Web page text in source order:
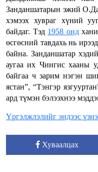
Занданшатарын эжий
хэмээх хувраг хүний
байдаг. Тэд 1958 онд
өсгөсний тавдахь нь
байна. Занданшатар
аугаа их Чингис хааны
байгаа ч зарим нэгэн
ястан”, “Тэнгэр
ард түмэн бэлээхнээ
Үргэлжлэлийг эндээс
Хуваалцах